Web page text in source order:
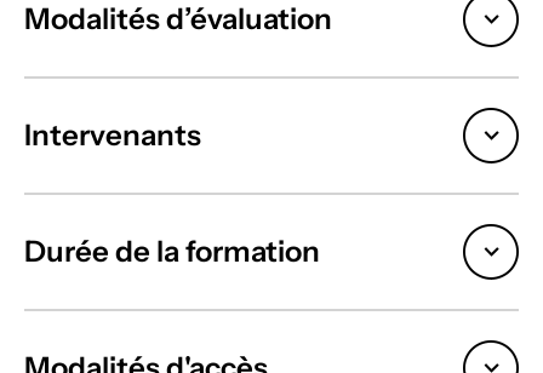
Modalités d’évaluation
Intervenants
Durée de la formation